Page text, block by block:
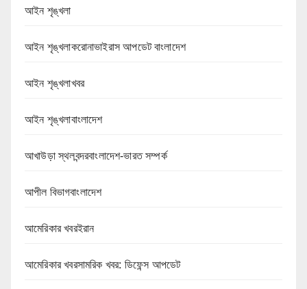
আইন শৃঙ্খলা
আইন শৃঙ্খলাকরোনাভাইরাস আপডেট বাংলাদেশ
আইন শৃঙ্খলাখবর
আইন শৃঙ্খলাবাংলাদেশ
আখাউড়া স্থলবন্দরবাংলাদেশ-ভারত সম্পর্ক
আপীল বিভাগবাংলাদেশ
আমেরিকার খবরইরান
আমেরিকার খবরসামরিক খবর: ডিফেন্স আপডেট